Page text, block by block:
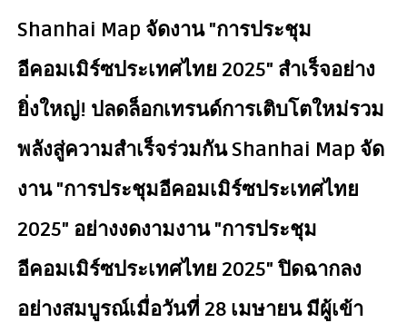
Shanhai Map จัดงาน "การประชุม
อีคอมเมิร์ซประเทศไทย 2025" สำเร็จอย่าง
ยิ่งใหญ่! ปลดล็อกเทรนด์การเติบโตใหม่รวม
พลังสู่ความสำเร็จร่วมกัน Shanhai Map จัด
งาน "การประชุมอีคอมเมิร์ซประเทศไทย
2025" อย่างงดงามงาน "การประชุม
อีคอมเมิร์ซประเทศไทย 2025" ปิดฉากลง
อย่างสมบูรณ์เมื่อวันที่ 28 เมษายน มีผู้เข้า